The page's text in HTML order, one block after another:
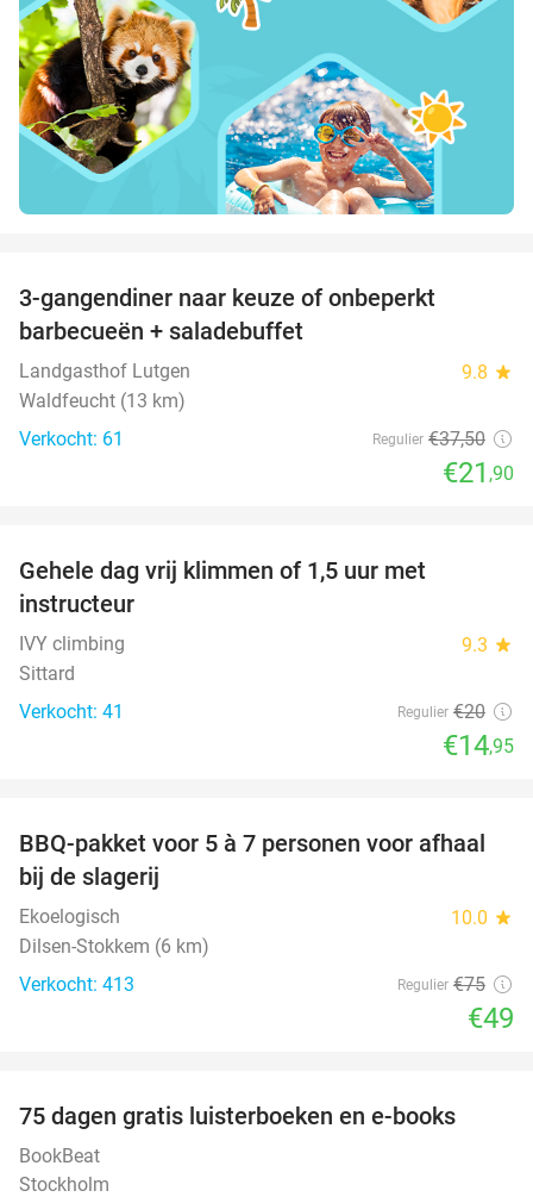
3-gangendiner naar keuze of onbeperkt
barbecueën + saladebuffet
Landgasthof Lutgen 9.8 star
Waldfeucht (13 km)
Verkocht: 61
Regulier €37,50
€21 ,90
Gehele dag vrij klimmen of 1,5 uur met
instructeur
IVY climbing 9.3 star
Sittard
Verkocht: 41
Regulier €20
€14,95
35%
BBQ-pakket voor 5 à 7 personen voor afhaal
bij de slagerij
Ekoelogisch 10.0 star
Dilsen-Stokkem (6 km)
Verkocht: 413
Regulier €75
€49
75 dagen gratis luisterboeken en e-books
BookBeat
Stockholm